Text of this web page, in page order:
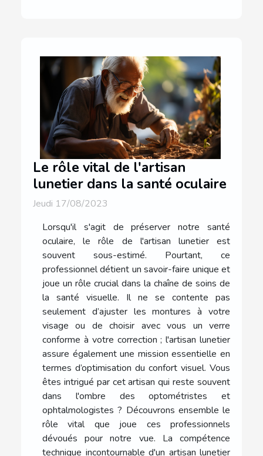
Le rôle vital de l'artisan
lunetier dans la santé oculaire
Jeudi 17/08/2023
Lorsqu'il s'agit de préserver notre santé
oculaire, le rôle de l'artisan lunetier est
souvent sous-estimé. Pourtant, ce
professionnel détient un savoir-faire unique et
joue un rôle crucial dans la chaîne de soins de
la santé visuelle. Il ne se contente pas
seulement d’ajuster les montures à votre
visage ou de choisir avec vous un verre
conforme à votre correction ; l'artisan lunetier
assure également une mission essentielle en
termes d’optimisation du confort visuel. Vous
êtes intrigué par cet artisan qui reste souvent
dans l'ombre des optométristes et
ophtalmologistes ? Découvrons ensemble le
rôle vital que joue ces professionnels
dévoués pour notre vue. La compétence
technique incontournable d'un artisan lunetier